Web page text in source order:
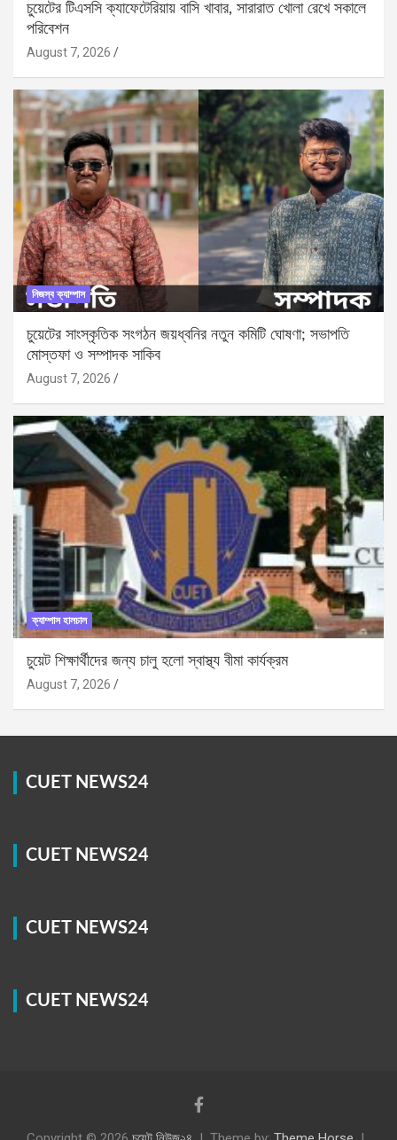
চুয়েটের টিএসসি ক্যাফেটেরিয়ায় বাসি খাবার, সারারাত খোলা রেখে সকালে
পরিবেশন
August 7, 2026
নিজস্ব ক্যাম্পাস
চুয়েটের সাংস্কৃতিক সংগঠন জয়ধ্বনির নতুন কমিটি ঘোষণা; সভাপতি
মোস্তফা ও সম্পাদক সাকিব
August 7, 2026
ক্যাম্পাস হালচাল
চুয়েট শিক্ষার্থীদের জন্য চালু হলো স্বাস্থ্য বীমা কার্যক্রম
August 7, 2026
CUET NEWS24
CUET NEWS24
CUET NEWS24
CUET NEWS24